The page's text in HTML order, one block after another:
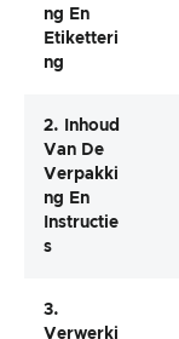
Ng En
Etiketteri
Ng
2. Inhoud
Van De
Verpakki
Ng En
Instructie
S
3.
Verwerki